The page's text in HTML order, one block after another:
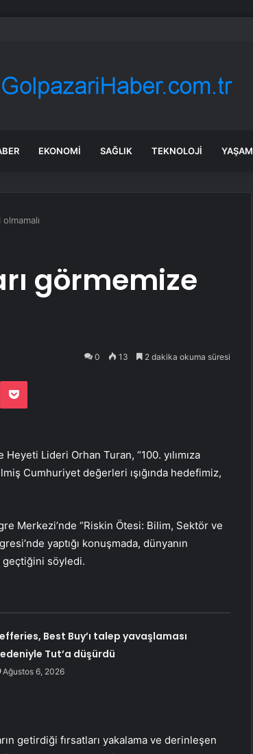
Meydanı’na kavuştu
EKONOMI SAĞLIK TEKNOLOJI YAŞAM
görmemize
0 13 2 dakika okuma süresi
Pocket
Lideri Orhan Turan, “100. yılımıza
Cumhuriyet değerleri ışığında hedefimiz,
Merkezi’nde “Riskin Ötesi: Bilim, Sektör ve
yaptığı konuşmada, dünyanın
geçtiğini söyledi.
Best Buy’ı talep yavaşlaması
Tut’a düşürdü
Ağustos 6, 2026
getirdiği fırsatları yakalama ve derinleşen